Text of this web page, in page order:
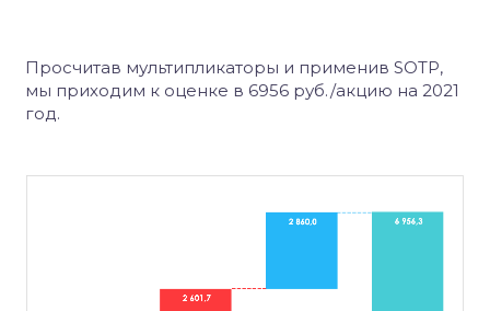
Просчитав мультипликаторы и применив SOTP,
мы приходим к оценке в 6956 руб./акцию на 2021
год.